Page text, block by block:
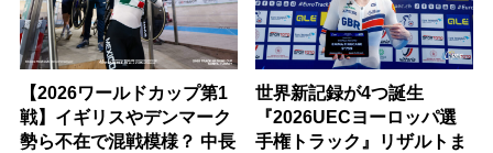
【2026ワールドカップ第1
戦】イギリスやデンマーク
勢ら不在で混戦模様？ 中長
世界新記録が4つ誕生
『2026UECヨーロッパ選
手権トラック』リザルトま